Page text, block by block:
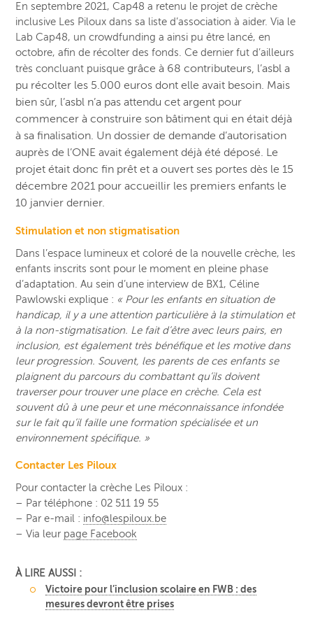
En septembre 2021, Cap48 a retenu le projet de crèche
inclusive Les Piloux dans sa liste d’association à aider. Via le
Lab Cap48, un crowdfunding a ainsi pu être lancé, en
octobre, afin de récolter des fonds. Ce dernier fut d’ailleurs
très concluant puisquegrâce à 68 contributeurs, l’asbl a
pu récolter les 5.000 euros dont elle avait besoin. Mais
bien sûr, l’asbl n’a pas attendu cet argent pour
commencer à construire son bâtiment qui en était déjà
à sa finalisation. Un dossier de demande d’autorisation
auprès de l’ONE avait également déjà été déposé. Le
projet était donc fin prêt et a ouvert ses portes dès le 15
décembre 2021 pour accueillir les premiers enfants le
10 janvier dernier.
Stimulation et non stigmatisation
Dans l’espace lumineux et coloré de la nouvelle crèche, les
enfants inscrits sont pour le moment en pleine phase
d’adaptation. Au sein d’une interview de BX1, Céline
Pawlowski explique : « Pour les enfants en situation de
handicap, il y a une attention particulière à la stimulation et
à la non-stigmatisation. Le fait d’être avec leurs pairs, en
inclusion, est également très bénéfique et les motive dans
leur progression. Souvent, les parents de ces enfants se
plaignent du parcours du combattant qu’ils doivent
traverser pour trouver une place en crèche. Cela est
souvent dû à une peur et une méconnaissance infondée
sur le fait qu’il faille une formation spécialisée et un
environnement spécifique. »
Contacter Les Piloux
Pour contacter la crèche Les Piloux :
– Par téléphone : 02 511 19 55
– Par e-mail : info@lespiloux.be
– Via leur page Facebook
À LIRE AUSSI :
Victoire pour l’inclusion scolaire en FWB : des
mesures devront être prises